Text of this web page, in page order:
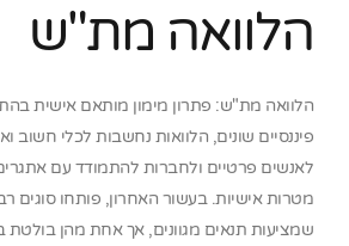
הלוואה מת"ש
הלוואה מת"ש: פתרון מימון מותאם אישית
פיננסיים שונים, הלוואות נחשבות לכלי חשוב
לאנשים פרטיים ולחברות להתמודד עם
מטרות אישיות. בעשור האחרון, פותחו סוגים
שמציעות תנאים מגוונים, אך אחת מהן